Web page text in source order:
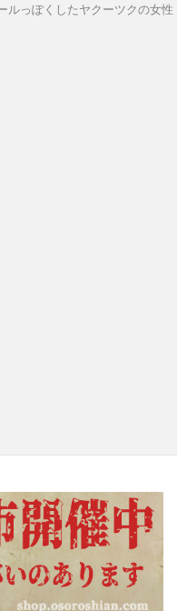
ルっぽくしたヤクーツクの女性